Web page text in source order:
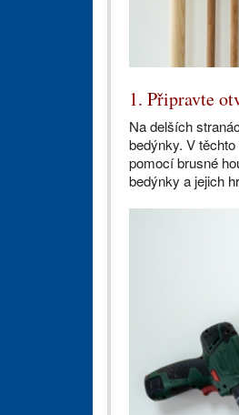
1. Připravte
Na delších
bedýnky. V
pomocí brusné
bedýnky a jejich